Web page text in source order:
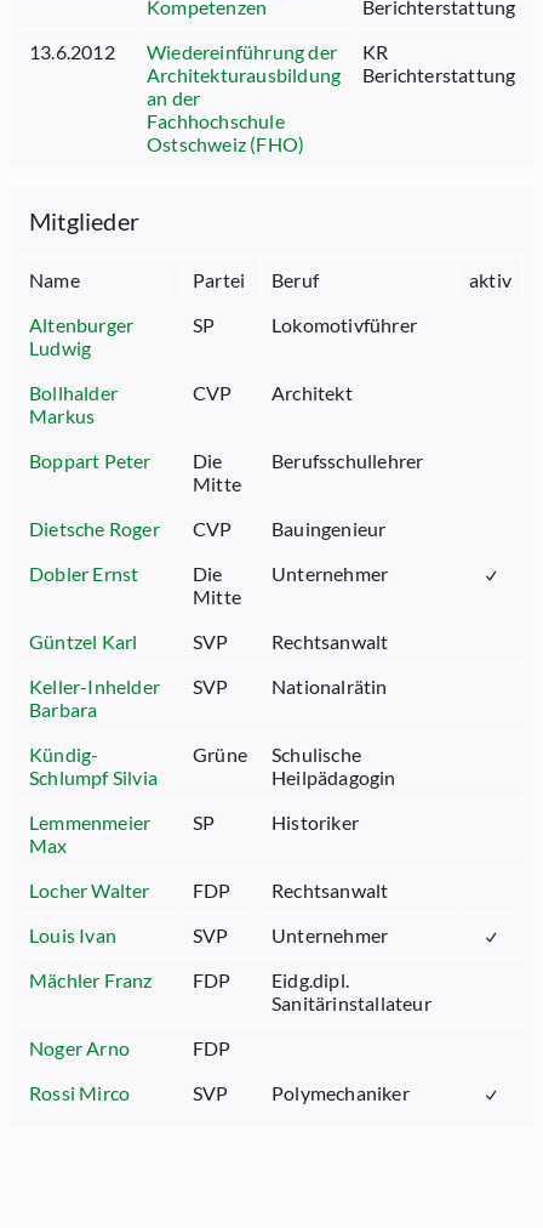
Kompetenzen
Berichterstattung
13.6.2012
Wiedereinführung der
Architekturausbildung
an der
Fachhochschule
Ostschweiz (FHO)
KR
Berichterstattung
Mitglieder
Name Partei Beruf
aktiv
Altenburger
Ludwig
SP Lokomotivführer
Bollhalder
Markus
CVP Architekt
Boppart Peter
Die
Mitte
Berufsschullehrer
Dietsche Roger CVP
Bauingenieur
Dobler Ernst
Die
Mitte
Unternehmer
Güntzel Karl SVP
Rechtsanwalt
Keller-Inhelder
Barbara
SVP Nationalrätin
Kündig-
Schlumpf Silvia
Grüne
Schulische
Heilpädagogin
Lemmenmeier
Max
SP Historiker
Locher Walter FDP
Rechtsanwalt
Louis Ivan
SVP
Unternehmer
Mächler Franz
FDP
Eidg.dipl.
Sanitärinstallateur
Noger Arno
FDP
Rossi Mirco
SVP
Polymechaniker